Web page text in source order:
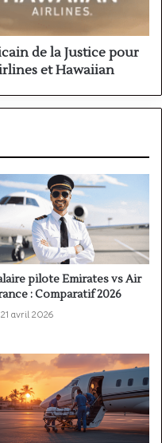
de la Justice pour
et Hawaiian
pilote Emirates vs Air
: Comparatif 2026
21 avril 2026